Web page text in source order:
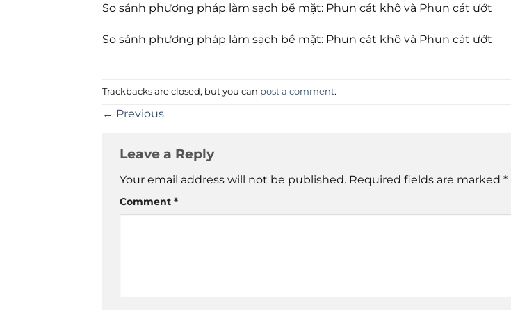
So sánh phương pháp làm sạch bề mặt: Phun cát khô và Phun cát ướt
So sánh phương pháp làm sạch bề mặt: Phun cát khô và Phun cát ướt
Trackbacks are closed, but you can post a comment.
← Previous
Leave a Reply
Your email address will not be published. Required fields are marked *
Comment *